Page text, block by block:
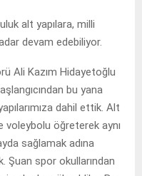
alt yapılara, milli
devam edebiliyor.
Ali Kazım Hidayetoğlu
bu yana
dahil ettik. Alt
voleybolu öğreterek aynı
sağlamak adına
Şuan spor okullarından